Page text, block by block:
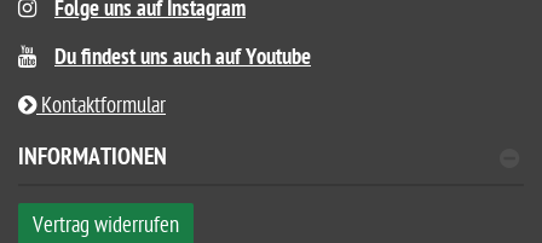
Folge uns auf Instagram
Du findest uns auch auf Youtube
Kontaktformular
INFORMATIONEN
Vertrag widerrufen